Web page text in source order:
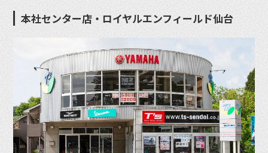
本社センター店・ロイヤルエンフィールド仙台